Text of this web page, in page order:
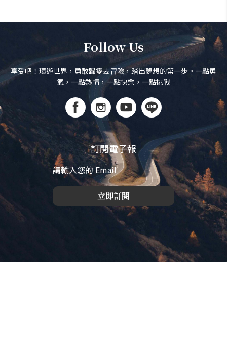
Follow Us
享受吧！環遊世界，勇敢歸零去冒險，踏出夢想的第一步。一點勇
氣，一點熱情，一點快樂，一點挑戰
訂閱電子報
立即訂閱